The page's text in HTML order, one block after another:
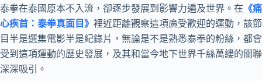
泰拳在泰國原本不入流，卻逐步發展到影響力遍及世界。在 《痛
心疾首：泰拳真面目》 裡近距離觀察這項廣受歡迎的運動，該節
目半是選集電影半是紀錄片，無論是不是熟悉泰拳的粉絲，都會
受到這項運動的歷史發展，及其和當今地下世界千絲萬縷的關聯
深深吸引。